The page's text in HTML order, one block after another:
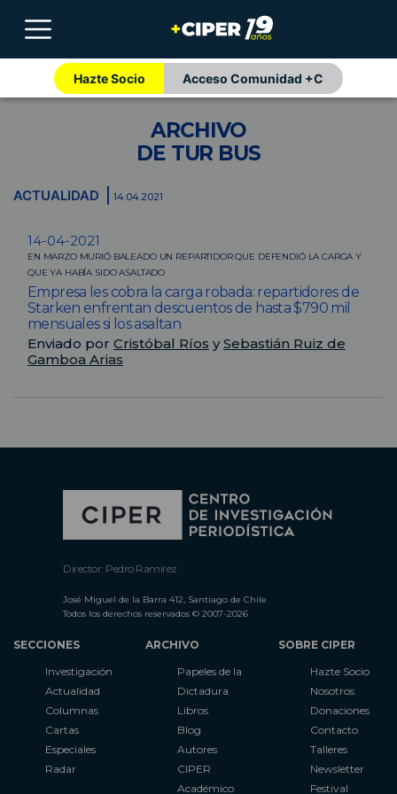
Hazte Socio Acceso Comunidad +C
ARCHIVO
DE TUR BUS
ACTUALIDAD 14.04.2021
14-04-2021
EN MARZO MURIÓ BALEADO UN REPARTIDOR QUE DEFENDIÓ LA CARGA Y
QUE YA HABÍA SIDO ASALTADO
Empresa les cobra la carga robada: repartidores de
Starken enfrentan descuentos de hasta $790 mil
mensuales si los asaltan
Enviado por Cristóbal Ríos ySebastián Ruiz de
Gamboa Arias
Director: Pedro Ramírez
José Miguel de la Barra 412, Santiago de Chile
Todos los derechos reservados © 2007-2026
SECCIONES
Investigación
Actualidad
Columnas
Cartas
Especiales
Radar
ARCHIVO
Papeles de la
Dictadura
Libros
Blog
Autores
CIPER
Académico
SOBRE CIPER
Hazte Socio
Nosotros
Donaciones
Contacto
Talleres
Newsletter
Festival